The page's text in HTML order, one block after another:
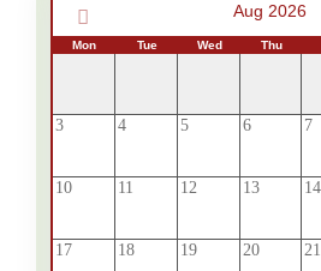
Aug 2026
Mon Tue Wed Thu
3 4 5 6 7
10 11 12 13 14
17 18 19 20 21